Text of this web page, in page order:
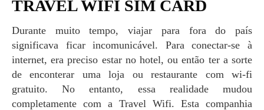
TRAVEL WIFI SIM CARD
Durante muito tempo, viajar para fora do país
significava ficar incomunicável. Para conectar-se à
internet, era preciso estar no hotel, ou então ter a sorte
de enconterar uma loja ou restaurante com wi-fi
gratuito. No entanto, essa realidade mudou
completamente com a Travel Wifi. Esta companhia